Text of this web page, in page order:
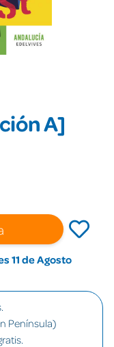
A]
11 de Agosto
Península)